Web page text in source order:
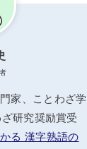
家、ことわざ学
研究奨励賞受
る 漢字熟語の